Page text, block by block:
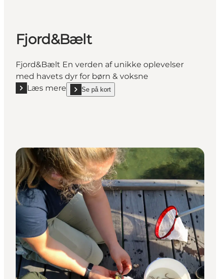
Fjord&Bælt
Fjord&Bælt En verden af unikke oplevelser
med havets dyr for børn & voksne
Læs mere
Læs mere "Fjord&Bælt"
Se på kort
show Fjord&Bælt on_map